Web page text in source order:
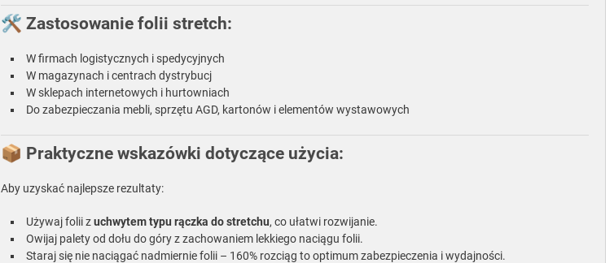
🛠️ Zastosowanie folii stretch:
W firmach logistycznych i spedycyjnych
W magazynach i centrach dystrybucj
W sklepach internetowych i hurtowniach
Do zabezpieczania mebli, sprzętu AGD, kartonów i elementów wystawowych
📦 Praktyczne wskazówki dotyczące użycia:
Aby uzyskać najlepsze rezultaty:
Używaj folii zuchwytem typu rączka do stretchu, co ułatwi rozwijanie.
Owijaj palety od dołu do góry z zachowaniem lekkiego naciągu folii.
Staraj się nie naciągać nadmiernie folii – 160% rozciąg to optimum zabezpieczenia i wydajności.